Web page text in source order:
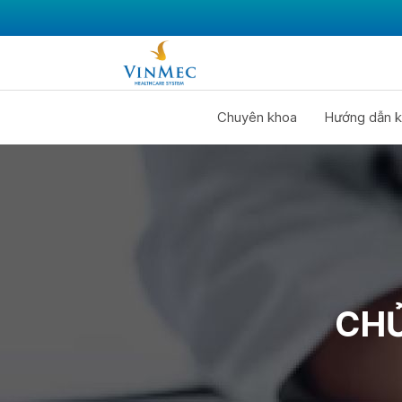
Chuyên khoa Hướng dẫn